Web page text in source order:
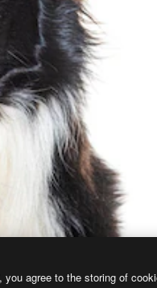
you agree to the storing of